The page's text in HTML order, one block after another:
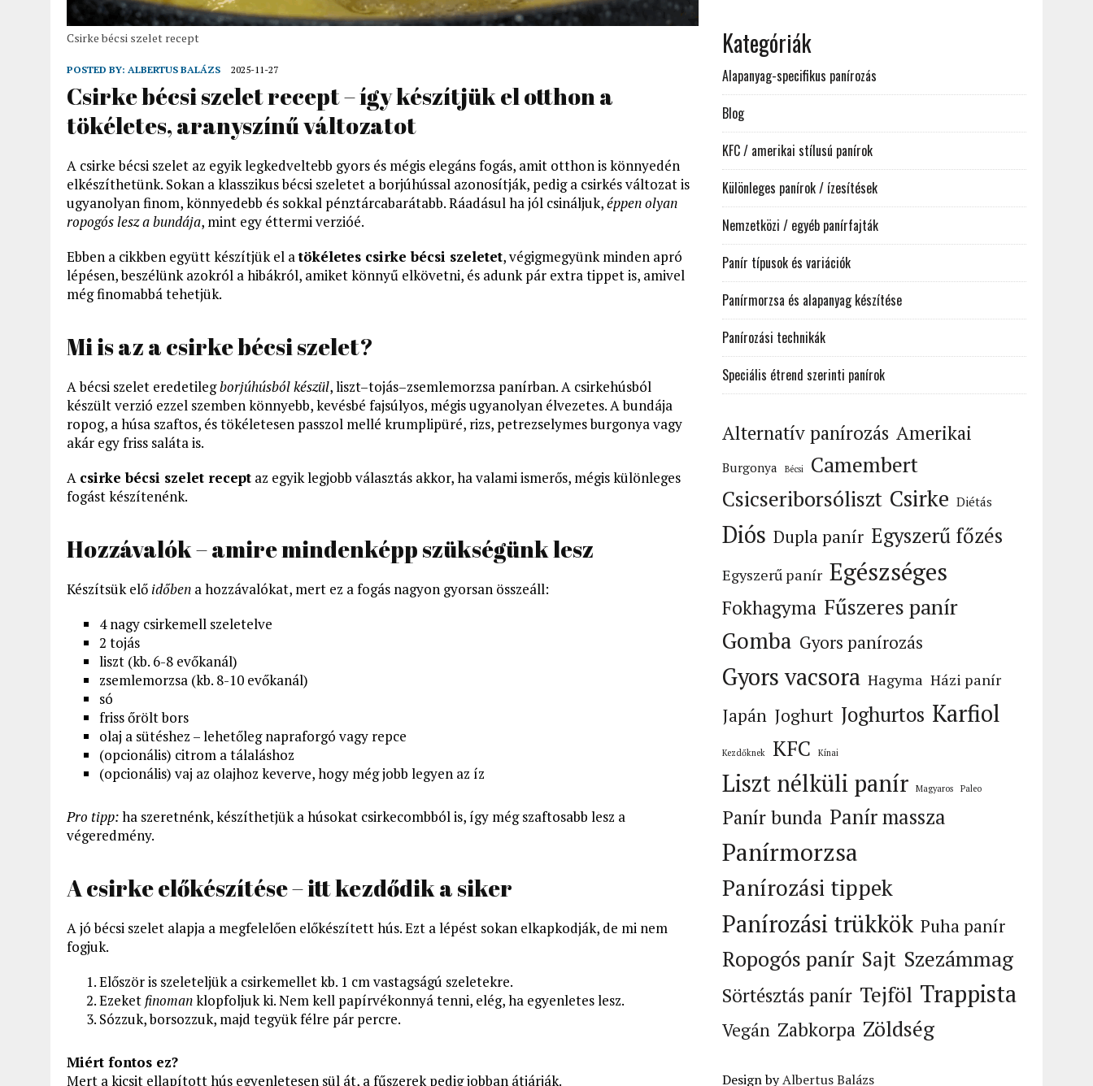
Csirke bécsi szelet recept
POSTED BY: ALBERTUS BALÁZS 2025-11-27
Csirke bécsi szelet recept – így készítjük el otthon a
tökéletes, aranyszínű változatot
A csirke bécsi szelet az egyik legkedveltebb gyors és mégis elegáns fogás, amit otthon is könnyedén
elkészíthetünk. Sokan a klasszikus bécsi szeletet a borjúhússal azonosítják, pedig a csirkés változat is
ugyanolyan finom, könnyedebb és sokkal pénztárcabarátabb. Ráadásul ha jól csináljuk,éppen olyan
ropogós lesz a bundája, mint egy éttermi verzióé.
Ebben a cikkben együtt készítjük el atökéletes csirke bécsi szeletet, végigmegyünk minden apró
lépésen, beszélünk azokról a hibákról, amiket könnyű elkövetni, és adunk pár extra tippet is, amivel
még finomabbá tehetjük.
Mi is az a csirke bécsi szelet?
A bécsi szelet eredetilegborjúhúsból készül, liszt–tojás–zsemlemorzsa panírban. A csirkehúsból
készült verzió ezzel szemben könnyebb, kevésbé fajsúlyos, mégis ugyanolyan élvezetes. A bundája
ropog, a húsa szaftos, és tökéletesen passzol mellé krumplipüré, rizs, petrezselymes burgonya vagy
akár egy friss saláta is.
A csirke bécsi szelet recept az egyik legjobb választás akkor, ha valami ismerős, mégis különleges
fogást készítenénk.
Hozzávalók – amire mindenképp szükségünk lesz
Készítsük elő időben a hozzávalókat, mert ez a fogás nagyon gyorsan összeáll:
4 nagy csirkemell szeletelve
2 tojás
liszt (kb. 6-8 evőkanál)
zsemlemorzsa (kb. 8-10 evőkanál)
só
friss őrölt bors
olaj a sütéshez – lehetőleg napraforgó vagy repce
(opcionális) citrom a tálaláshoz
(opcionális) vaj az olajhoz keverve, hogy még jobb legyen az íz
Pro tipp:ha szeretnénk, készíthetjük a húsokat csirkecombból is, így még szaftosabb lesz a
végeredmény.
A csirke előkészítése – itt kezdődik a siker
A jó bécsi szelet alapja a megfelelően előkészített hús. Ezt a lépést sokan elkapkodják, de mi nem
fogjuk.
Először is szeleteljük a csirkemellet kb. 1 cm vastagságú szeletekre.
Ezeket finomanklopfoljuk ki. Nem kell papírvékonnyá tenni, elég, ha egyenletes lesz.
Sózzuk, borsozzuk, majd tegyük félre pár percre.
Miért fontos ez?
Mert a kicsit ellapított hús egyenletesen sül át, a fűszerek pedig jobban átjárják.
Kategóriák
Alapanyag-specifikus panírozás
Blog
KFC / amerikai stílusú panírok
Különleges panírok / ízesítések
Nemzetközi / egyéb panírfajták
Panír típusok és variációk
Panírmorzsa és alapanyag készítése
Panírozási technikák
Speciális étrend szerinti panírok
Alternatív panírozás Amerikai
Burgonya Bécsi
Camembert
Csicseriborsóliszt Csirke Diétás
Diós Dupla panír Egyszerű főzés
Egyszerű panír Egészséges
Fokhagyma Fűszeres panír
Gomba Gyors panírozás
Gyors vacsora Hagyma Házi panír
Japán Joghurt Joghurtos Karfiol
Kezdőknek KFC Kínai
Liszt nélküli panír Magyaros Paleo
Panír bunda Panír massza
Panírmorzsa
Panírozási tippek
Panírozási trükkök Puha panír
Ropogós panír Sajt Szezámmag
Sörtésztás panír Tejföl Trappista
Vegán Zabkorpa Zöldség
Design byAlbertus Balázs